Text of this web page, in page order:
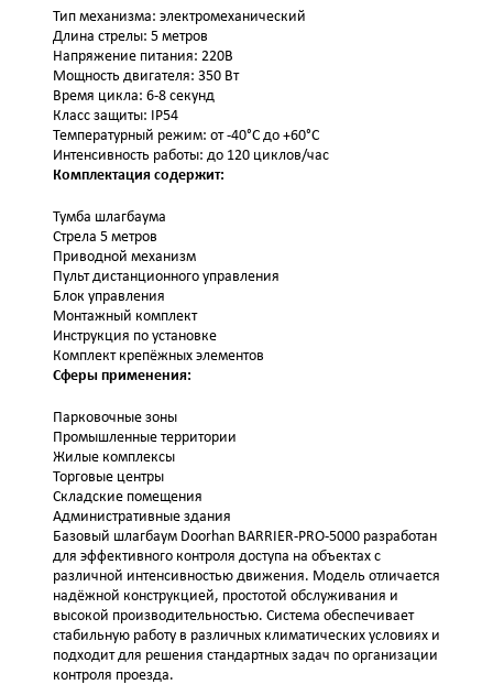
Тип механизма: электромеханический
Длина стрелы: 5 метров
Напряжение питания: 220В
Мощность двигателя: 350 Вт
Время цикла: 6-8 секунд
Класс защиты: IP54
Температурный режим: от -40°C до +60°C
Интенсивность работы: до 120 циклов/час
Комплектация содержит:
Тумба шлагбаума
Стрела 5 метров
Приводной механизм
Пульт дистанционного управления
Блок управления
Монтажный комплект
Инструкция по установке
Комплект крепёжных элементов
Сферы применения:
Парковочные зоны
Промышленные территории
Жилые комплексы
Торговые центры
Складские помещения
Административные здания
Базовый шлагбаум Doorhan BARRIER-PRO-5000 разработан
для эффективного контроля доступа на объектах с
различной интенсивностью движения. Модель отличается
надёжной конструкцией, простотой обслуживания и
высокой производительностью. Система обеспечивает
стабильную работу в различных климатических условиях и
подходит для решения стандартных задач по организации
контроля проезда.